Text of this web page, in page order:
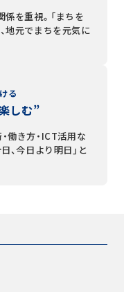
を重視。「まちを
地元でまちを元気に
る
しむ”
働き方・ICT活用な
、今日より明日」と